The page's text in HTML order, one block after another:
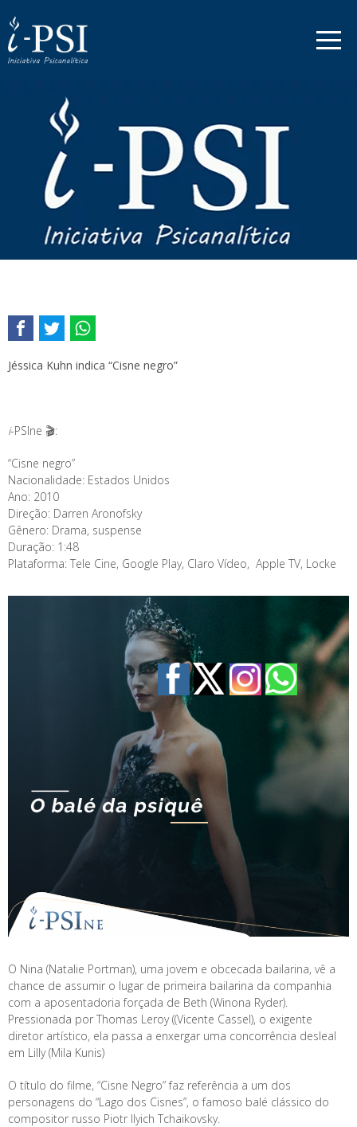
Jéssica Kuhn indica “Cisne negro”
i-PSIne 🎬:
“Cisne negro”
Nacionalidade: Estados Unidos
Ano: 2010
Direção: Darren Aronofsky
Gênero: Drama, suspense
Duração: 1:48
Plataforma: Tele Cine, Google Play, Claro Vídeo, Apple TV, Locke
O Nina (Natalie Portman), uma jovem e obcecada bailarina, vê a
chance de assumir o lugar de primeira bailarina da companhia
com a aposentadoria forçada de Beth (Winona Ryder).
Pressionada por Thomas Leroy ((Vicente Cassel), o exigente
diretor artístico, ela passa a enxergar uma concorrência desleal
em Lilly (Mila Kunis)
O título do filme, “Cisne Negro” faz referência a um dos
personagens do “Lago dos Cisnes”, o famoso balé clássico do
compositor russo Piotr Ilyich Tchaikovsky.